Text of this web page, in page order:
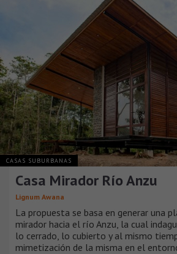
CASAS SUBURBANAS
Casa Mirador Río Anzu
Lignum Awana
La propuesta se basa en generar una
mirador hacia el río Anzu, la cual
lo cerrado, lo cubierto y al mismo
mimetización de la misma en el